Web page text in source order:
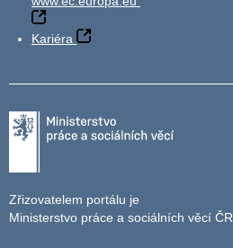
Kariéra
Zřizovatelem portálu je
Ministerstvo práce a sociálních věcí ČR